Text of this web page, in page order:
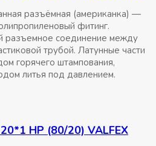
разъёмная (американка) —
фитинг.
разъемное соединение между
трубой. Латунные части
горячего штампования,
литья под давлением.
НР (80/20) VALFEX